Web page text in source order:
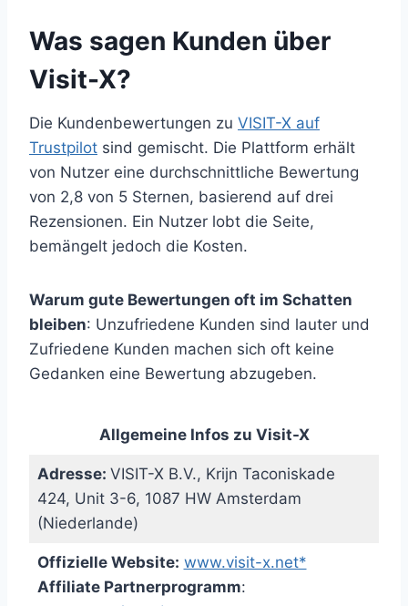
Was sagen Kunden über
Visit-X?
Die Kundenbewertungen zu VISIT-X auf
Trustpilot sind gemischt. Die Plattform erhält
von Nutzer eine durchschnittliche Bewertung
von 2,8 von 5 Sternen, basierend auf drei
Rezensionen. Ein Nutzer lobt die Seite,
bemängelt jedoch die Kosten.
Warum gute Bewertungen oft im Schatten
bleiben: Unzufriedene Kunden sind lauter und
Zufriedene Kunden machen sich oft keine
Gedanken eine Bewertung abzugeben.
Allgemeine Infos zu Visit-X
Adresse: VISIT-X B.V., Krijn Taconiskade
424, Unit 3-6, 1087 HW Amsterdam
(Niederlande)
Offizielle Website: www.visit-x.net*
Affiliate Partnerprogramm: